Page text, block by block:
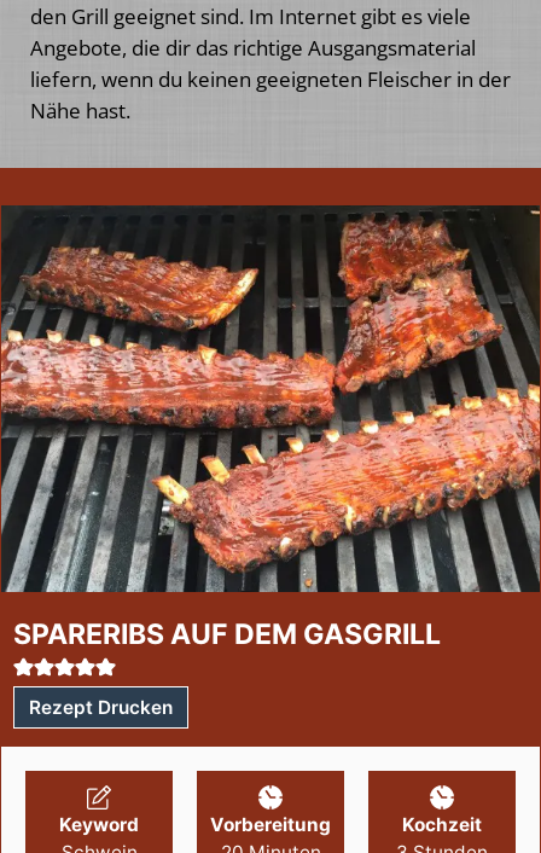
den Grill geeignet sind. Im Internet gibt es viele
Angebote, die dir das richtige Ausgangsmaterial
liefern, wenn du keinen geeigneten Fleischer in der
Nähe hast.
SPARERIBS AUF DEM GASGRILL
Rezept Drucken
Keyword
Vorbereitung
Kochzeit